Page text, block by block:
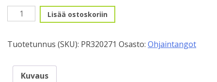
O.tanko
BMX,
Radix
Lisää ostoskoriin
Tuotetunnus (SKU): PR320271 Osasto: Ohjaintangot
Kuvaus